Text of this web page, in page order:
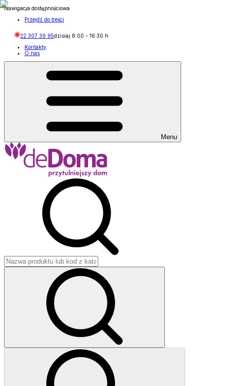
Nawigacja dostępnościowa
Przejdź do treści
22 307 39 95dzisiaj 8:00 - 16:30 h
Kontakty
O nas
Menu